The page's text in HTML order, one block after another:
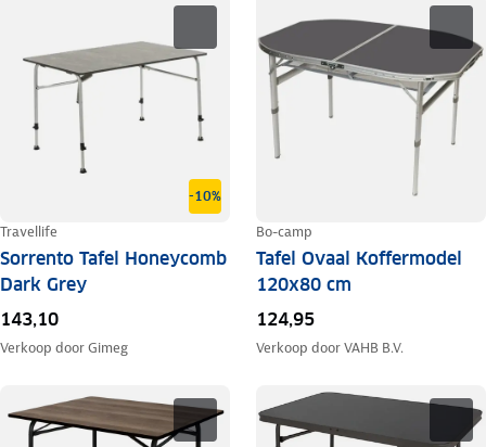
-10%
Travellife
Sorrento Tafel Honeycomb
Dark Grey
143,10
Verkoop doorGimeg
Bo-camp
Tafel Ovaal Koffermodel
120x80 cm
124,95
Verkoop doorVAHB B.V.